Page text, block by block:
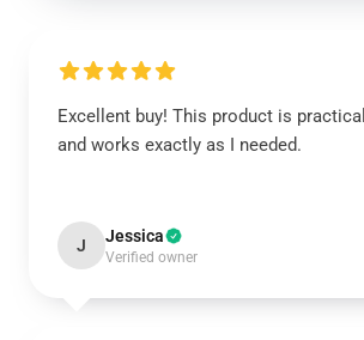
Excellent buy! This product is
and works exactly as I needed.
J Jessica
Verified owner